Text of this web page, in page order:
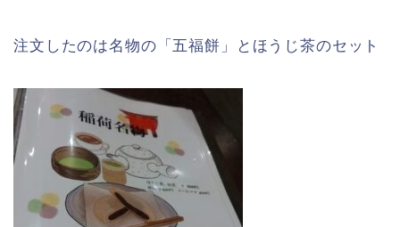
注文したのは名物の「五福餅」とほうじ茶のセット